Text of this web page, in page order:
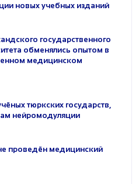
новых учебных изданий
государственного
обменялись опытом в
медицинском
тюркских государств,
нейромодуляции
проведён медицинский